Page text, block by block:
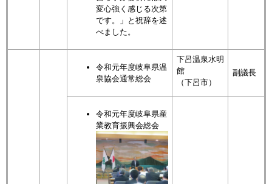
変心強く感じる次第
です。」と祝辞を述
べました。
令和元年度岐阜県温
泉協会通常総会
下呂温泉水明
館
（下呂市）
副議長
令和元年度岐阜県産
業教育振興会総会